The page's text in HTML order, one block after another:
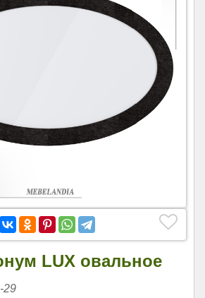
LUX овальное
29